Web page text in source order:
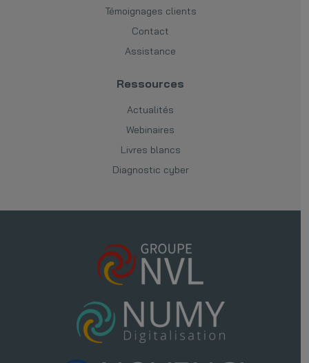
Témoignages clients
Contact
Assistance
Ressources
Actualités
Webinaires
Livres blancs
Diagnostic cyber